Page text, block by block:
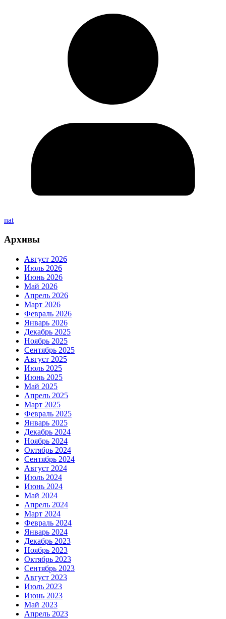
nat
Архивы
Август 2026
Июль 2026
Июнь 2026
Май 2026
Апрель 2026
Март 2026
Февраль 2026
Январь 2026
Декабрь 2025
Ноябрь 2025
Сентябрь 2025
Август 2025
Июль 2025
Июнь 2025
Май 2025
Апрель 2025
Март 2025
Февраль 2025
Январь 2025
Декабрь 2024
Ноябрь 2024
Октябрь 2024
Сентябрь 2024
Август 2024
Июль 2024
Июнь 2024
Май 2024
Апрель 2024
Март 2024
Февраль 2024
Январь 2024
Декабрь 2023
Ноябрь 2023
Октябрь 2023
Сентябрь 2023
Август 2023
Июль 2023
Июнь 2023
Май 2023
Апрель 2023